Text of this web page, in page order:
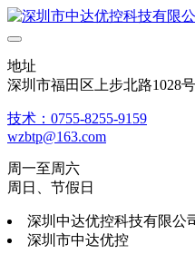
地址
深圳市福田区上步北路1028
技术：0755-8255-9159
wzbtp@163.com
周一至周六
周日、节假日
深圳中达优控科技有限公
深圳市中达优控